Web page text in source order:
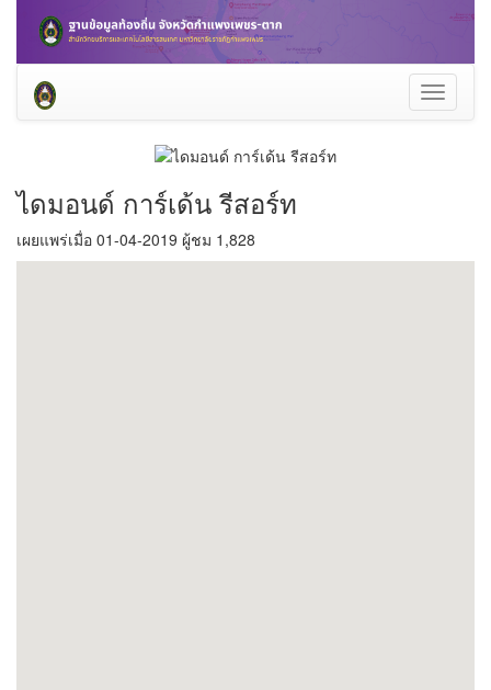
Toggle
ไดมอนด์ การ์เด้น รีสอร์ท
เผยแพร่เมื่อ 01-04-2019 ผู้ชม 1,828